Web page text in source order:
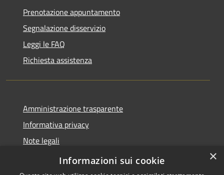
Prenotazione appuntamento
Segnalazione disservizio
Leggi le FAQ
Richiesta assistenza
Amministrazione trasparente
Informativa privacy
Note legali
Dichiarazione di accessibilità
×
Informazioni sui cookie